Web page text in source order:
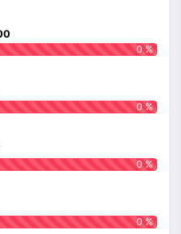
0 %
0 %
0 %
0 %